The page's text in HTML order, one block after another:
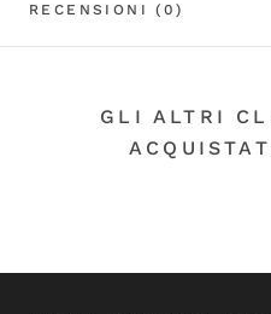
RECENSIONI(0)
GLI ALTRI